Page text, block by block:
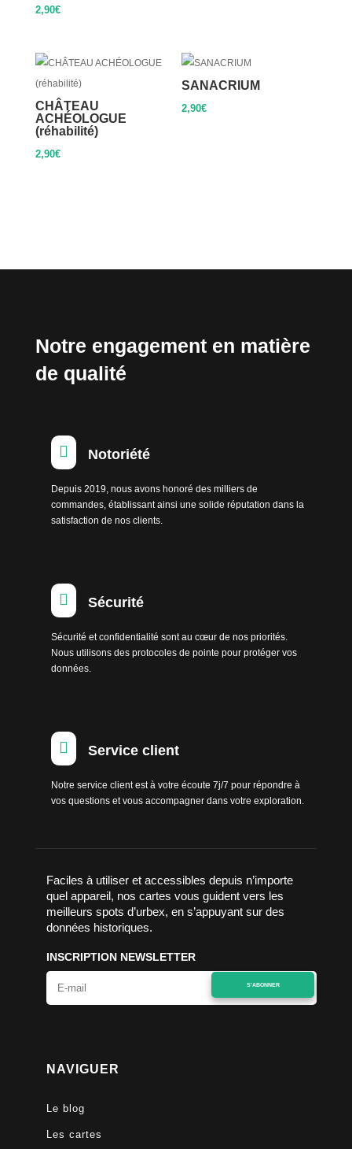
2,90€
CHÂTEAU
ACHÉOLOGUE
(réhabilité)
2,90€
SANACRIUM
2,90€
Notre engagement en matière
de qualité
 Notoriété
Depuis 2019, nous avons honoré des milliers de
commandes, établissant ainsi une solide réputation dans la
satisfaction de nos clients.
 Sécurité
Sécurité et confidentialité sont au cœur de nos priorités.
Nous utilisons des protocoles de pointe pour protéger vos
données.
 Service client
Notre service client est à votre écoute 7j/7 pour répondre à
vos questions et vous accompagner dans votre exploration.
Faciles à utiliser et accessibles depuis n’importe
quel appareil, nos cartes vous guident vers les
meilleurs spots d’urbex, en s’appuyant sur des
données historiques.
INSCRIPTION NEWSLETTER
S'ABONNER
NAVIGUER
Le blog
Les cartes